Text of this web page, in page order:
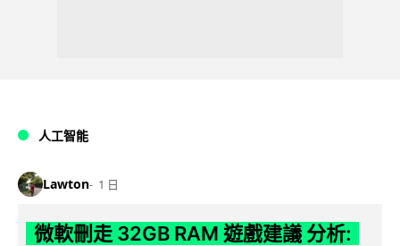
人工智能
Lawton 1 日
微軟刪走 32GB RAM 遊戲建議 分析: